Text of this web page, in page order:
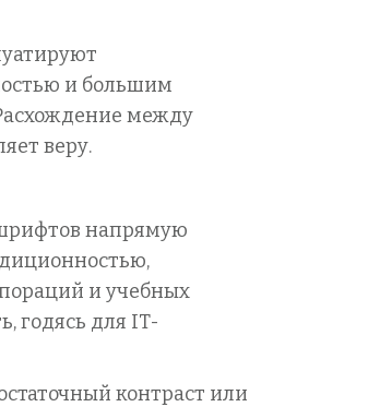
и большим
между
веру.
напрямую
и учебных
годясь для IT-
контраст или